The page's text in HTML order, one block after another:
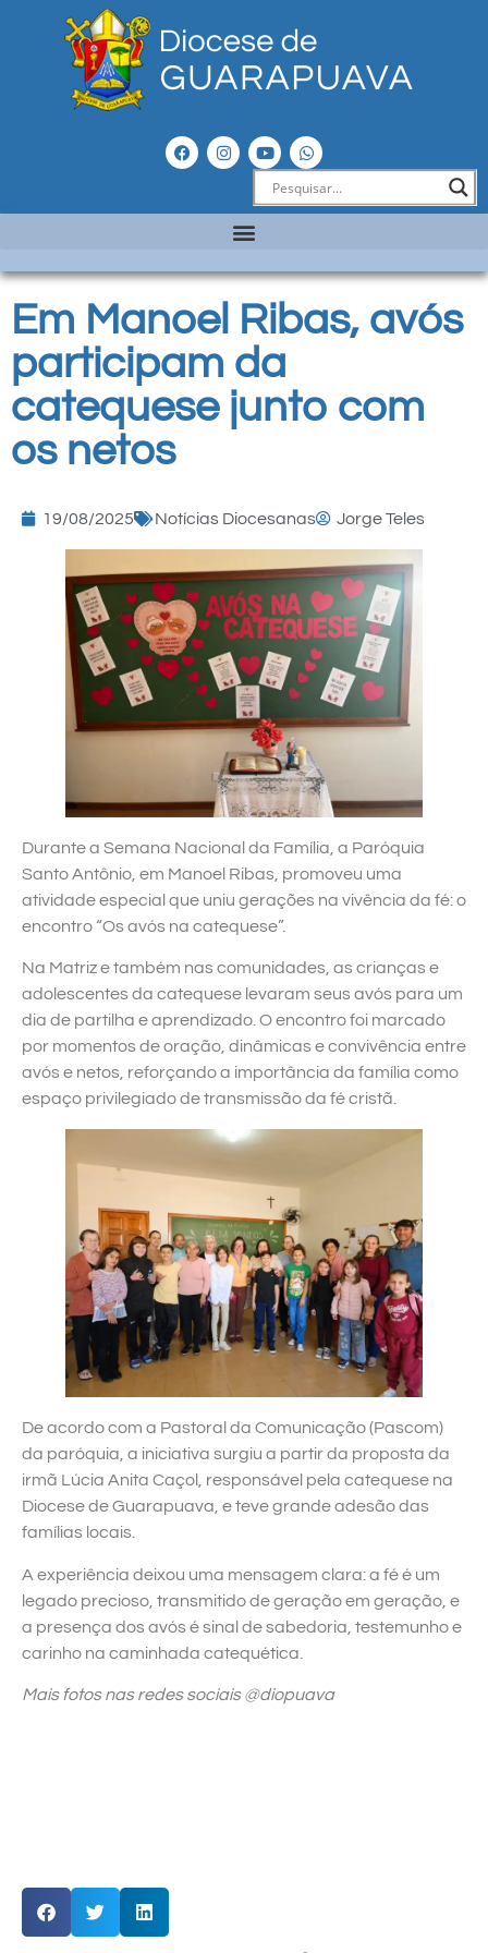
Em Manoel Ribas, avós
participam da
catequese junto com
os netos
19/08/2025 Notícias Diocesanas Jorge Teles
Durante a Semana Nacional da Família, a Paróquia
Santo Antônio, em Manoel Ribas, promoveu uma
atividade especial que uniu gerações na vivência da fé: o
encontro “Os avós na catequese”.
Na Matriz e também nas comunidades, as crianças e
adolescentes da catequese levaram seus avós para um
dia de partilha e aprendizado. O encontro foi marcado
por momentos de oração, dinâmicas e convivência entre
avós e netos, reforçando a importância da família como
espaço privilegiado de transmissão da fé cristã.
De acordo com a Pastoral da Comunicação (Pascom)
da paróquia, a iniciativa surgiu a partir da proposta da
irmã Lúcia Anita Caçol, responsável pela catequese na
Diocese de Guarapuava, e teve grande adesão das
famílias locais.
A experiência deixou uma mensagem clara: a fé é um
legado precioso, transmitido de geração em geração, e
a presença dos avós é sinal de sabedoria, testemunho e
carinho na caminhada catequética.
Mais fotos nas redes sociais @diopuava